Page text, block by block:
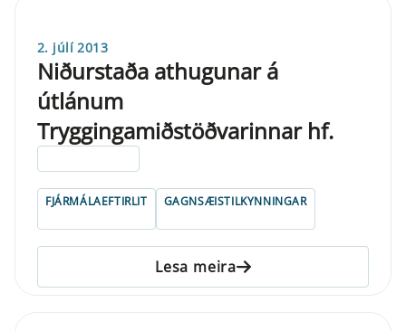
2. júlí 2013
Niðurstaða athugunar á
útlánum
Tryggingamiðstöðvarinnar hf.
FJÁRMÁLAEFTIRLIT GAGNSÆISTILKYNNINGAR
Lesa meira